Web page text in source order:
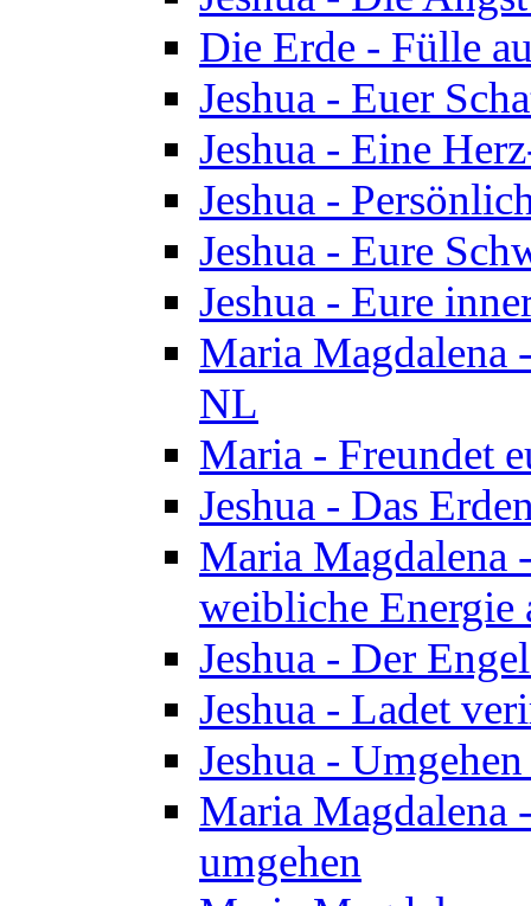
Die Erde - Fülle
Jeshua - Euer
Jeshua - Eine
Jeshua -
Jeshua - Eure
Jeshua - Eure
Maria Magdalena
NL
Maria - Freundet
Jeshua - Das
Maria Magdalena
weibliche Energie
Jeshua - Der
Jeshua - Ladet
Jeshua -
Maria Magdalena
umgehen